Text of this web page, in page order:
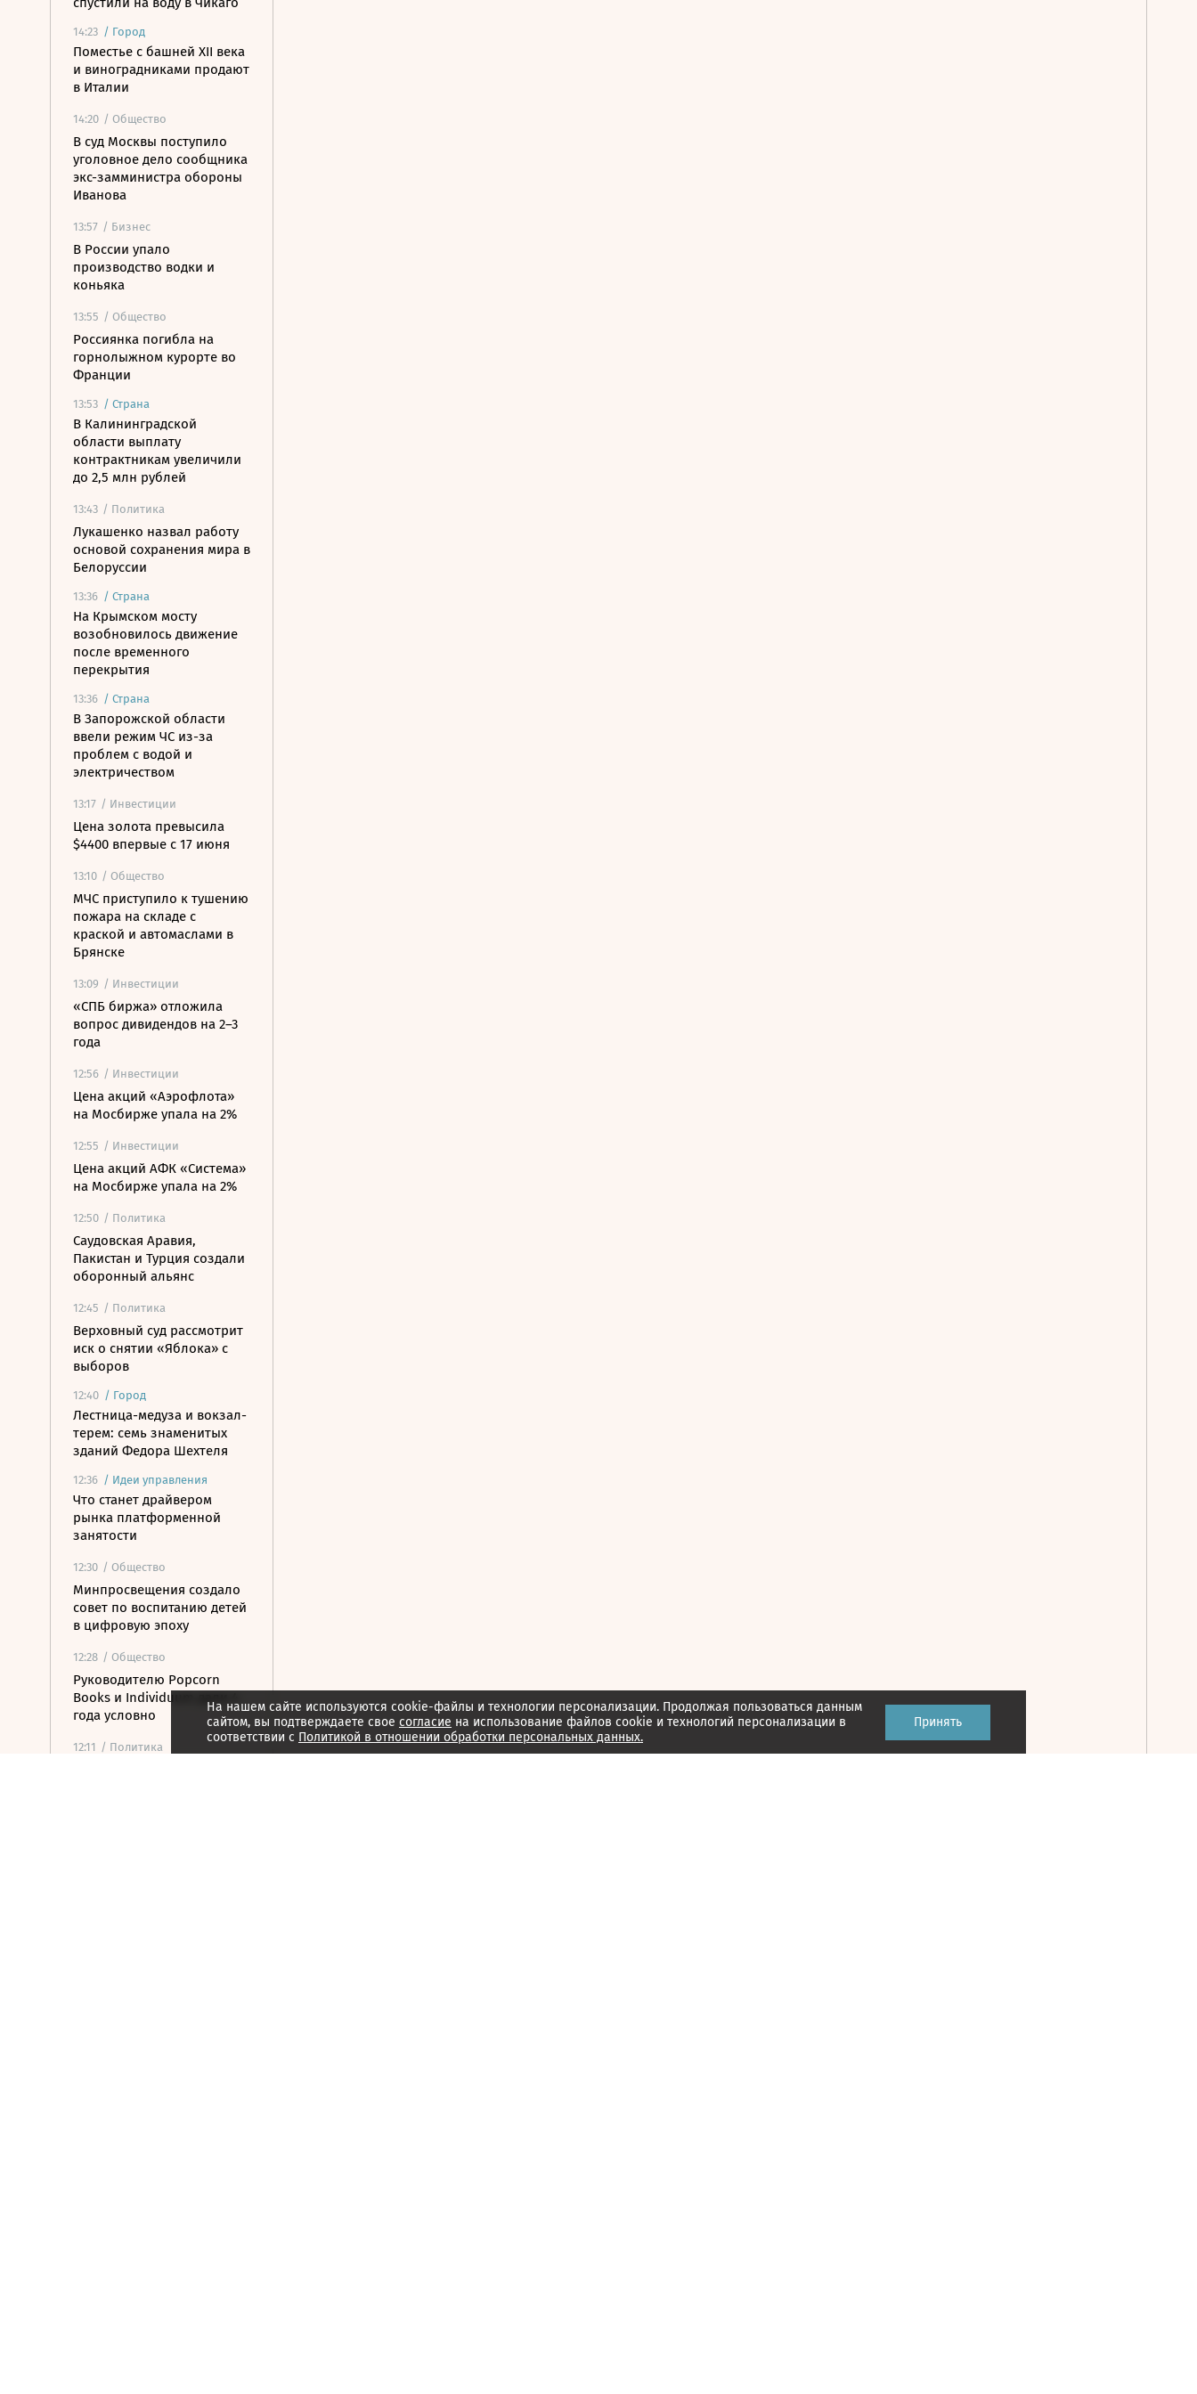
14:23 / Город
Поместье с башней XII века
и виноградниками продают
в Италии
14:20 / Общество
В суд Москвы поступило
уголовное дело сообщника
экс-замминистра обороны
Иванова
13:57 / Бизнес
В России упало
производство водки и
коньяка
13:55 / Общество
Россиянка погибла на
горнолыжном курорте во
Франции
13:53 / Страна
В Калининградской
области выплату
контрактникам увеличили
до 2,5 млн рублей
13:43 / Политика
Лукашенко назвал работу
основой сохранения мира в
Белоруссии
13:36 / Страна
На Крымском мосту
возобновилось движение
после временного
перекрытия
13:36 / Страна
В Запорожской области
ввели режим ЧС из-за
проблем с водой и
электричеством
13:17 / Инвестиции
Цена золота превысила
$4400 впервые с 17 июня
13:10 / Общество
МЧС приступило к тушению
пожара на складе с
краской и автомаслами в
Брянске
13:09 / Инвестиции
«СПБ биржа» отложила
вопрос дивидендов на 2–3
года
12:56 / Инвестиции
Цена акций «Аэрофлота»
на Мосбирже упала на 2%
12:55 / Инвестиции
Цена акций АФК «Система»
на Мосбирже упала на 2%
12:50 / Политика
Саудовская Аравия,
Пакистан и Турция создали
оборонный альянс
12:45 / Политика
Верховный суд рассмотрит
иск о снятии «Яблока» с
выборов
12:40 / Город
Лестница-медуза и вокзал-
терем: семь знаменитых
зданий Федора Шехтеля
12:36 / Идеи управления
Что станет драйвером
рынка платформенной
занятости
12:30 / Общество
Минпросвещения создало
совет по воспитанию детей
в цифровую эпоху
12:28 / Общество
Руководителю Popcorn
Books и Individuum дали 4
года условно
12:11 / Политика
На нашем сайте используются cookie-файлы и технологии персонализации. Продолжая пользоваться данным
сайтом, вы подтверждаете свое согласие на использование файлов cookie и технологий персонализации в
соответствии с Политикой в отношении обработки персональных данных.
Принять